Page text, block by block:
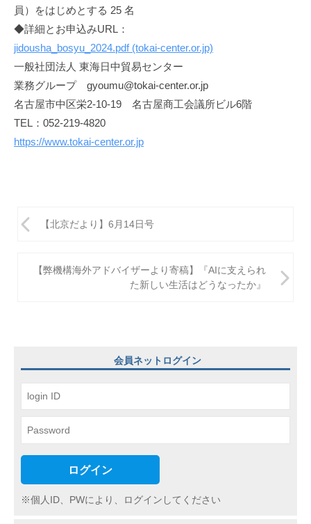
員）をはじめとする 25 名
◆詳細とお申込みURL：
jidousha_bosyu_2024.pdf (tokai-center.or.jp)
一般社団法人 東海日中貿易センター
業務グループ gyoumu@tokai-center.or.jp
名古屋市中区栄2-10-19 名古屋商工会議所ビル6階
TEL：052-219-4820
https://www.tokai-center.or.jp
投
ン
【北京だより】6月14日号
【弊機構海外アドバイザーより寄稿】『AIに支えられ
た新しい生活はどうなったか』
会員ネットログイン
ログイン
※個人ID、PWにより、ログインしてください